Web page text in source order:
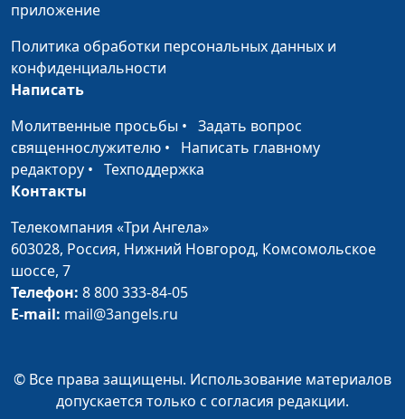
приложение
Политика обработки персональных данных и
конфиденциальности
Написать
Молитвенные просьбы • Задать вопрос
священнослужителю • Написать главному
редактору • Техподдержка
Контакты
Телекомпания «Три Ангела»
603028, Россия, Нижний Новгород, Комсомольское
шоссе, 7
Телефон: 8 800 333-84-05
E-mail: mail@3angels.ru
© Все права защищены. Использование материалов
допускается только с согласия редакции.